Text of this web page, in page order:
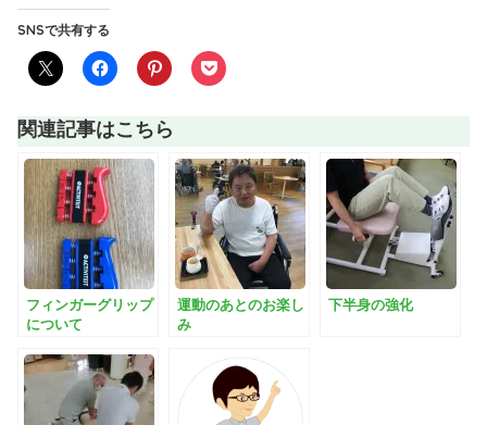
SNSで共有する
関連記事はこちら
フィンガーグリップ
について
運動のあとのお楽し
み
下半身の強化